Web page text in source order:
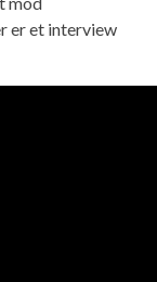
er et interview